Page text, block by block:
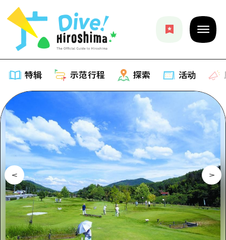
特辑 示范行程 探索 活动
特辑
列表
推荐
艺术
活动·庙会
美食·酒水
示范行程
列表
Dive!Hiroshima官方向导
广岛随意旅行
广岛市内
探索
列表
广岛市内
活动
应时信息